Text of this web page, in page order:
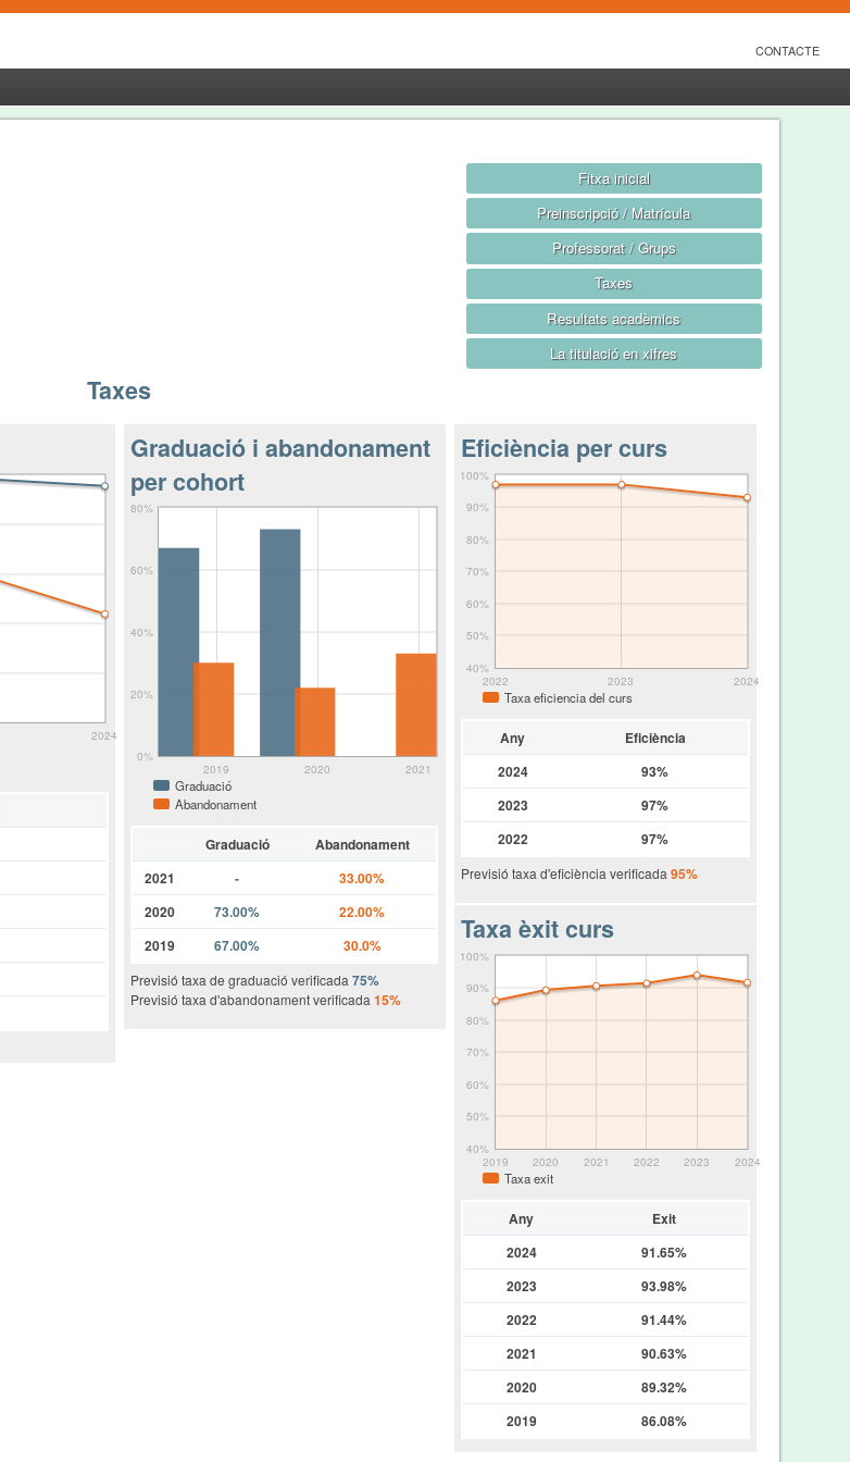
CONTACTE
Fitxa inicial
Preinscripció / Matrícula
Professorat / Grups
Taxes
Resultats acadèmics
La titulació en xifres
Taxes
Eficiència per curs
2022 2023 2024
40%
50%
60%
70%
80%
90%
100%
Taxa eficiencia del curs
Any
Eficiència
2024
93%
2023
97%
2022
97%
Previsió taxa d'eficiència verificada 95%
Taxa èxit curs
2019 2020 2021 2022 2023 2024
40%
50%
60%
70%
80%
90%
100%
Taxa exit
Any
Exit
2024
91.65%
2023
93.98%
2022
91.44%
2021
90.63%
2020
89.32%
2019
86.08%
Graduació i abandonament
per cohort
2019 2020 2021
0%
20%
40%
60%
80%
Graduació
Abandonament
Graduació
Abandonament
2021
-
33.00%
2020
73.00%
22.00%
2019
67.00% 30.0%
Previsió taxa de graduació verificada 75%
Previsió taxa d'abandonament verificada 15%
2024